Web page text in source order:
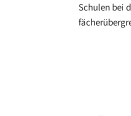
Schulen bei